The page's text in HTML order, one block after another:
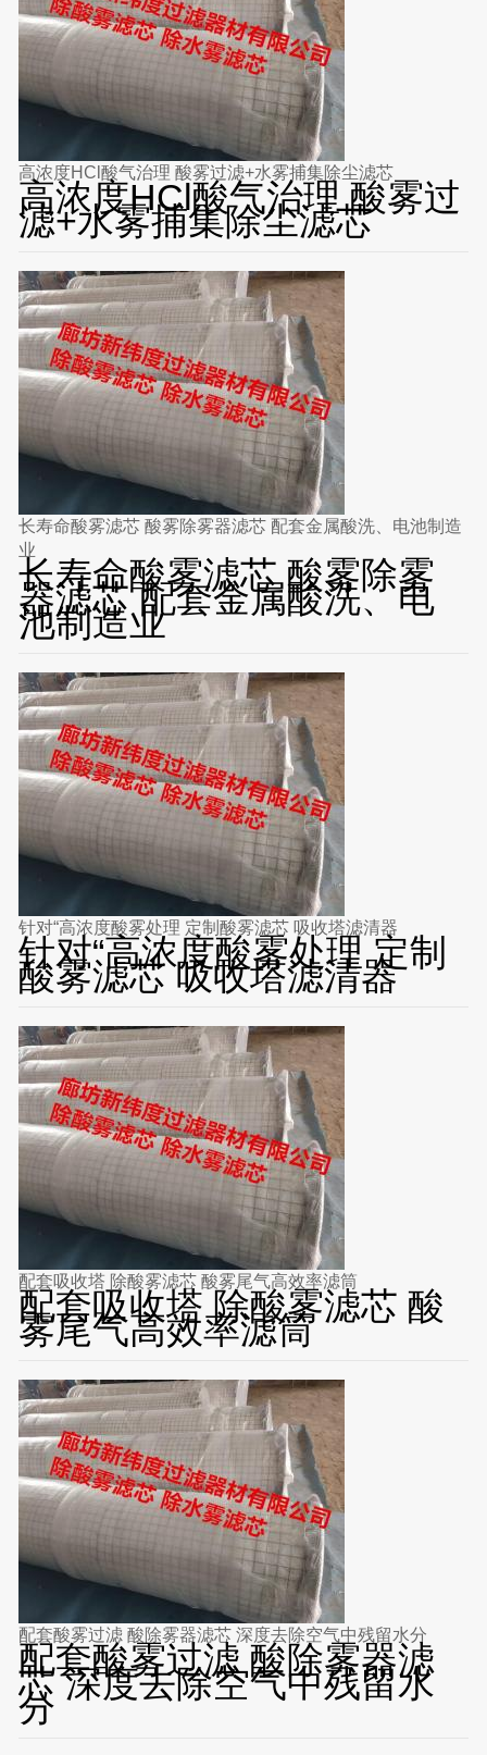
高浓度HCl酸气治理 酸雾过滤+水雾捕集除尘滤芯
高浓度HCl酸气治理 酸雾过
滤+水雾捕集除尘滤芯
长寿命酸雾滤芯 酸雾除雾器滤芯 配套金属酸洗、电池制造
业
长寿命酸雾滤芯 酸雾除雾
器滤芯 配套金属酸洗、电
池制造业
针对“高浓度酸雾处理 定制酸雾滤芯 吸收塔滤清器
针对“高浓度酸雾处理 定制
酸雾滤芯 吸收塔滤清器
配套吸收塔 除酸雾滤芯 酸雾尾气高效率滤筒
配套吸收塔 除酸雾滤芯 酸
雾尾气高效率滤筒
配套酸雾过滤 酸除雾器滤芯 深度去除空气中残留水分
配套酸雾过滤 酸除雾器滤
芯 深度去除空气中残留水
分